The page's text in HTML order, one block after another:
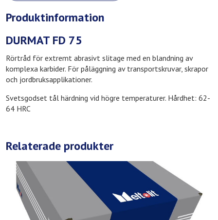
Produktinformation
DURMAT FD 75
Rörtråd för extremt abrasivt slitage med en blandning av
komplexa karbider. För påläggning av transportskruvar, skrapor
och jordbruksapplikationer.
Svetsgodset tål härdning vid högre temperaturer. Hårdhet: 62-
64 HRC
Relaterade produkter